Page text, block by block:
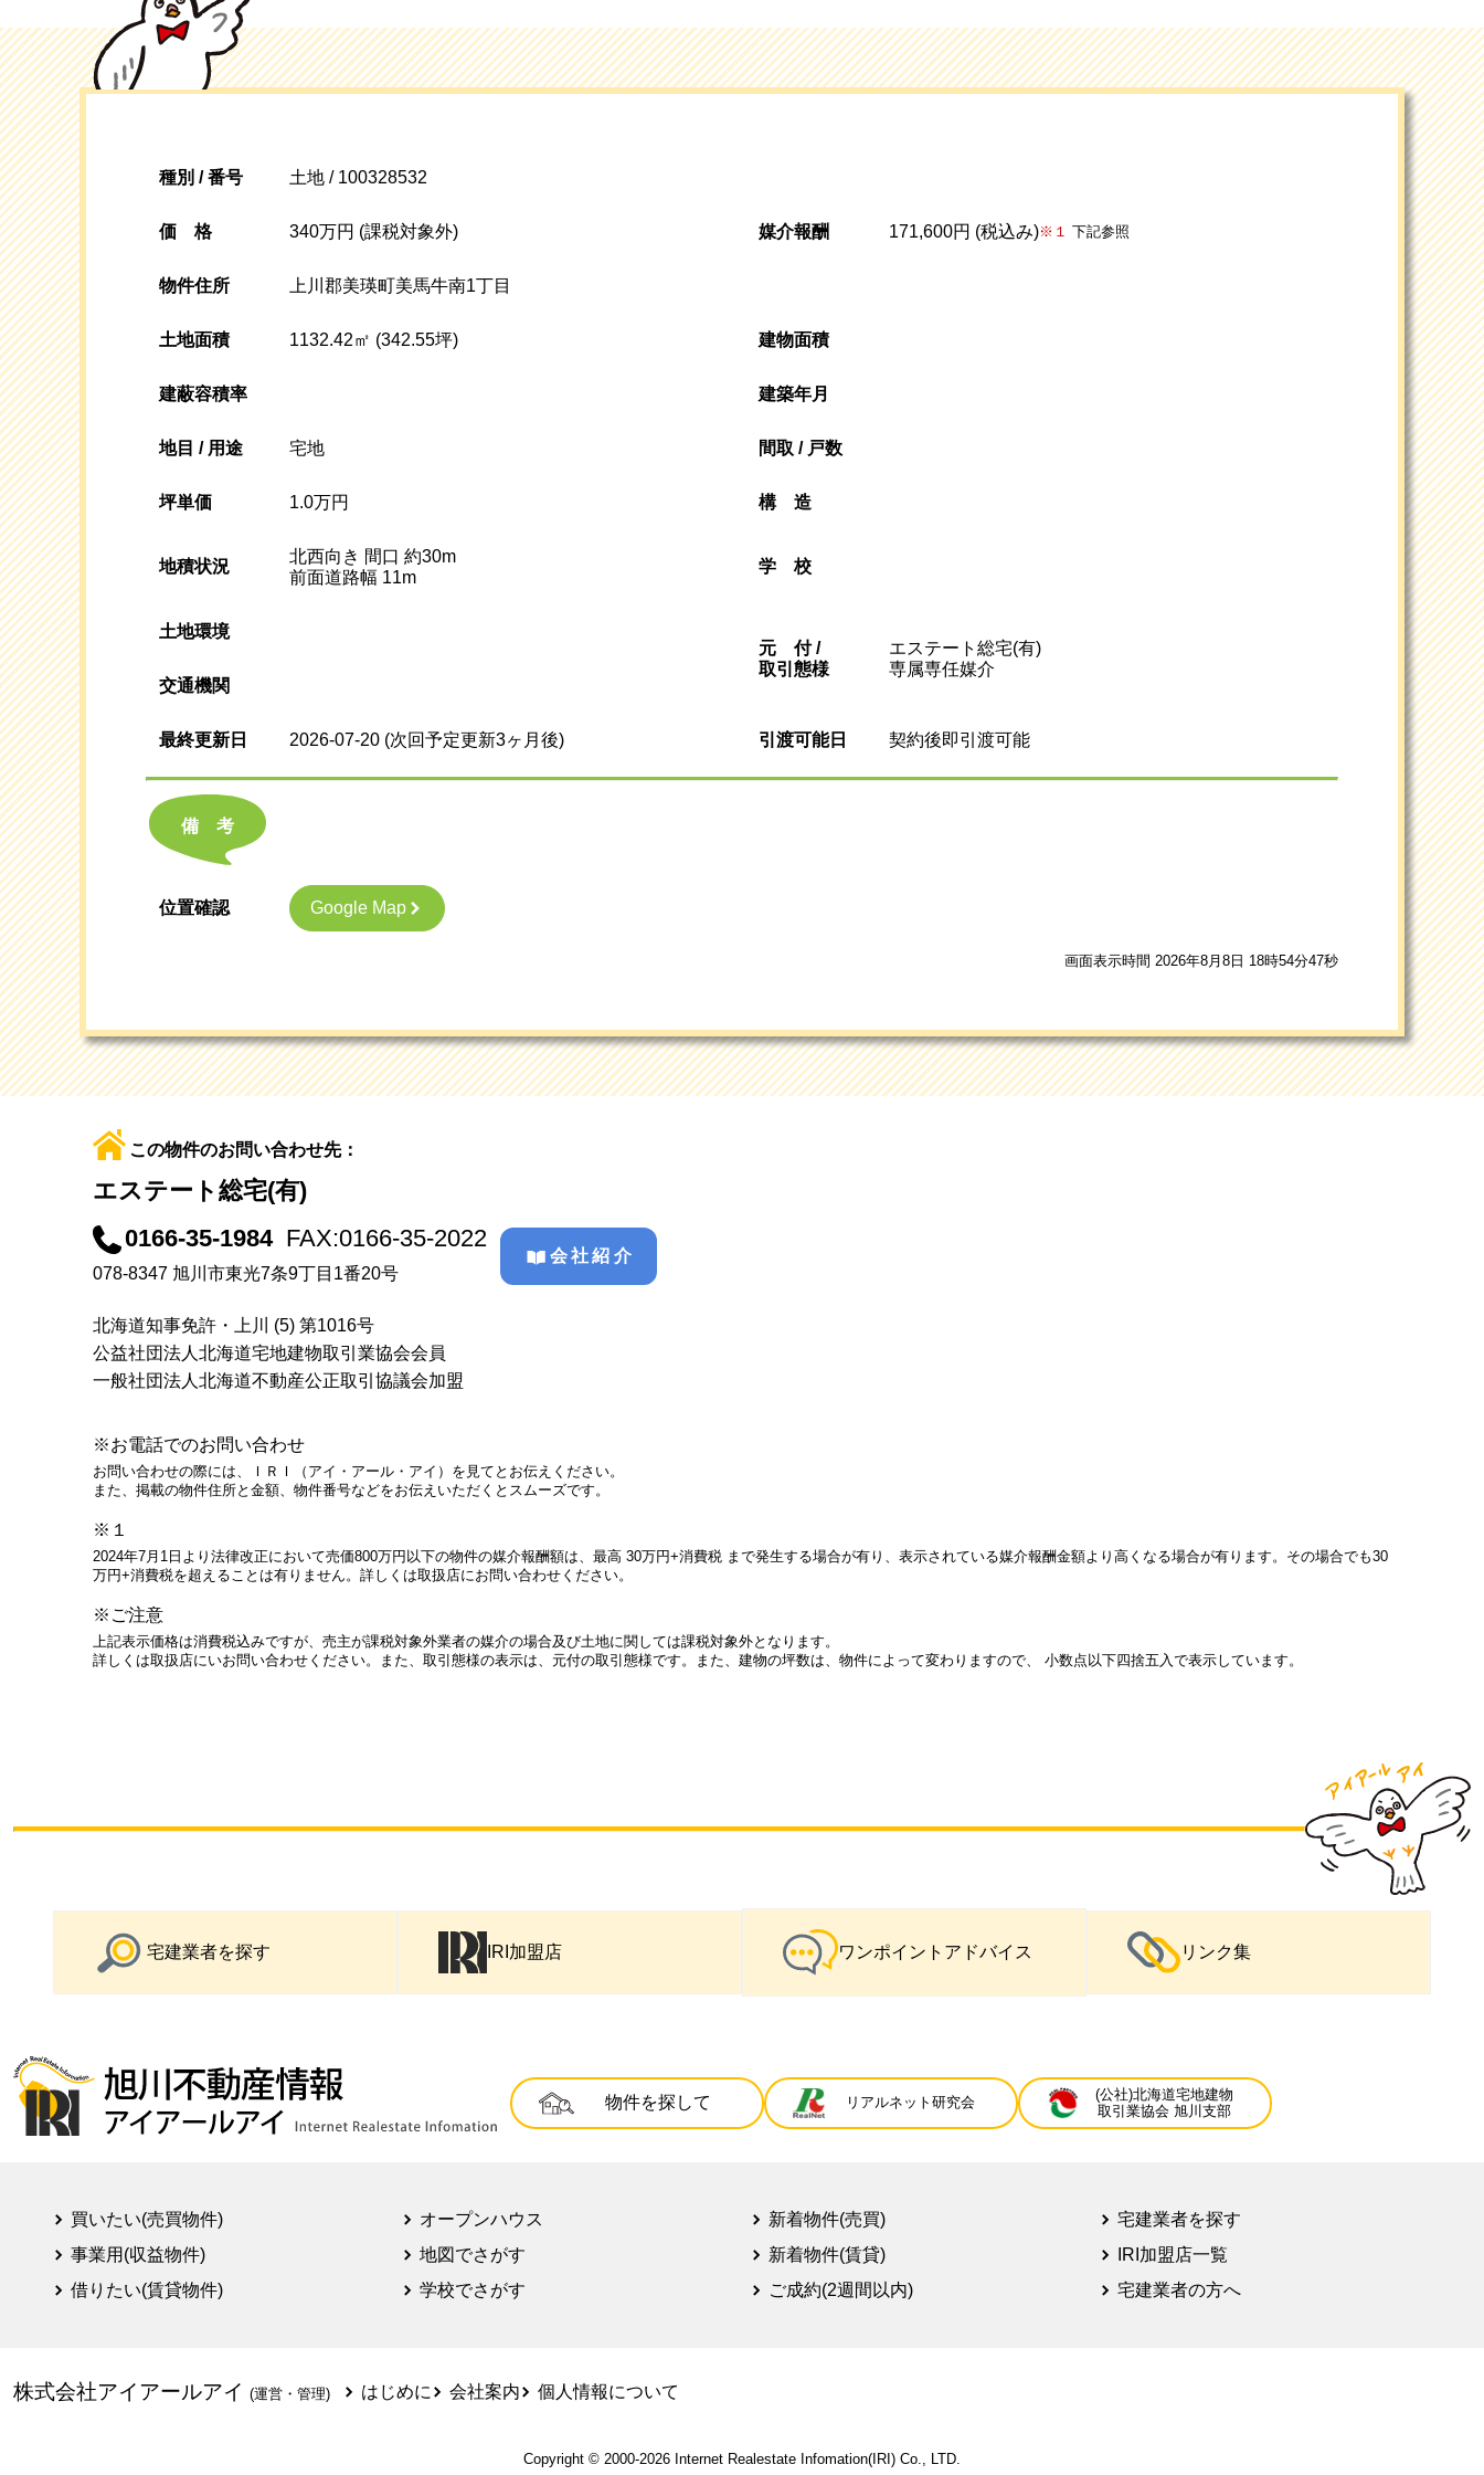
種別 / 番号 土地 / 100328532
価格 340万円 (課税対象外) 媒介報酬 171,600円 (税込み)※１ 下記参照
物件住所 上川郡美瑛町美馬牛南1丁目
土地面積 1132.42㎡ (342.55坪) 建物面積
建蔽容積率 建築年月
地目 / 用途 宅地 間取 / 戸数
坪単価 1.0万円 構造
地積状況
北西向き 間口 約30m
前面道路幅 11m
学校
土地環境
元 付 /
取引態様
エステート総宅(有)
専属専任媒介
交通機関
最終更新日 2026-07-20 (次回予定更新3ヶ月後) 引渡可能日 契約後即引渡可能
備考
位置確認 Google Map
画面表示時間 2026年8月8日 18時54分47秒
この物件のお問い合わせ先：
エステート総宅(有)
0166-35-1984 FAX:0166-35-2022
078-8347 旭川市東光7条9丁目1番20号
会社紹介
北海道知事免許・上川 (5) 第1016号
公益社団法人北海道宅地建物取引業協会会員
一般社団法人北海道不動産公正取引協議会加盟
※お電話でのお問い合わせ
お問い合わせの際には、ＩＲＩ（アイ・アール・アイ）を見てとお伝えください。
また、掲載の物件住所と金額、物件番号などをお伝えいただくとスムーズです。
※１
2024年7月1日より法律改正において売価800万円以下の物件の媒介報酬額は、最高 30万円+消費税 まで発生する場合が有り、表示されている媒介報酬金額より高くなる場合が有ります。その場合でも30
万円+消費税を超えることは有りません。詳しくは取扱店にお問い合わせください。
※ご注意
上記表示価格は消費税込みですが、売主が課税対象外業者の媒介の場合及び土地に関しては課税対象外となります。
詳しくは取扱店にいお問い合わせください。また、取引態様の表示は、元付の取引態様です。また、建物の坪数は、物件によって変わりますので、 小数点以下四捨五入で表示しています。
宅建業者を探す IRI加盟店 ワンポイントアドバイス リンク集
物件を探して リアルネット研究会
(公社)北海道宅地建物
取引業協会 旭川支部
買いたい(売買物件)
事業用(収益物件)
借りたい(賃貸物件)
オープンハウス
地図でさがす
学校でさがす
新着物件(売買)
新着物件(賃貸)
ご成約(2週間以内)
宅建業者を探す
IRI加盟店一覧
宅建業者の方へ
株式会社アイアールアイ (運営・管理) はじめに 会社案内 個人情報について
Copyright © 2000-2026 Internet Realestate Infomation(IRI) Co., LTD.